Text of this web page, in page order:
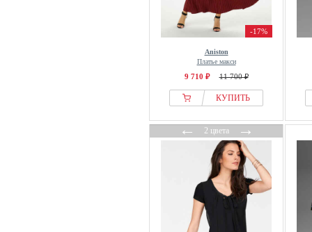
-17%
Aniston
Платье макси
9 710 ₽ 11 700 ₽
КУПИТЬ
←2 цвета→